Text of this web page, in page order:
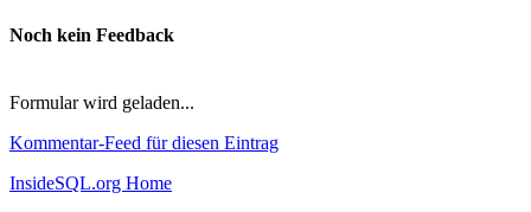
Noch kein Feedback
Formular wird geladen...
Kommentar-Feed für diesen Eintrag
InsideSQL.org Home